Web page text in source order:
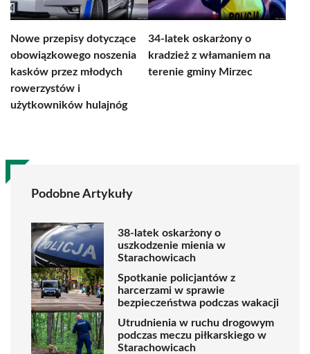
Nowe przepisy dotyczące
obowiązkowego noszenia
kasków przez młodych
rowerzystów i
użytkowników hulajnóg
34-latek oskarżony o
kradzież z włamaniem na
terenie gminy Mirzec
Podobne Artykuły
38-latek oskarżony o
uszkodzenie mienia w
Starachowicach
Spotkanie policjantów z
harcerzami w sprawie
bezpieczeństwa podczas wakacji
Utrudnienia w ruchu drogowym
podczas meczu piłkarskiego w
Starachowicach